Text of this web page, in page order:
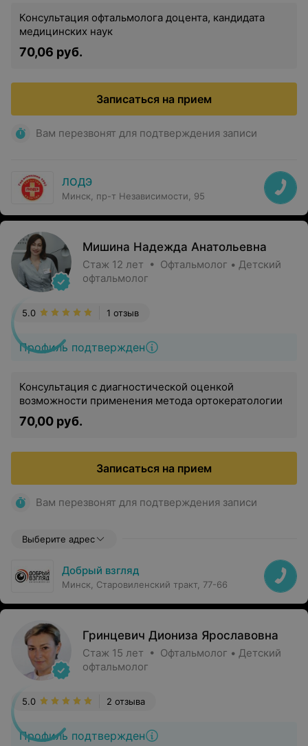
Консультация офтальмолога доцента, кандидата
медицинских наук
70,06 руб.
Записаться на прием
Вам перезвонят для подтверждения записи
ЛОДЭ
Минск, пр-т Независимости, 95
Мишина Надежда Анатольевна
Стаж 12 лет • Офтальмолог • Детский
офтальмолог
Профиль подтвержден
1 отзыв
5.0
Консультация с диагностической оценкой
возможности применения метода ортокератологии
70,00 руб.
Записаться на прием
Вам перезвонят для подтверждения записи
Выберите адрес
Добрый взгляд
Минск, Старовиленский тракт, 77-66
Гринцевич Диониза Ярославовна
Стаж 15 лет • Офтальмолог • Детский
офтальмолог
Профиль подтвержден
2 отзыва
5.0